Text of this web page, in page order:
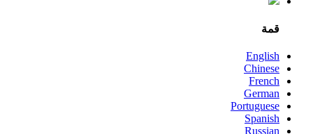
قمة
English
Chinese
French
German
Portuguese
Spanish
Russian